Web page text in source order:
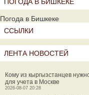
Погода в Бишкеке
ССЫЛКИ
ЛЕНТА НОВОСТЕЙ
Кому из кыргызстанцев
для учета в Москве
2026-08-07 20:28